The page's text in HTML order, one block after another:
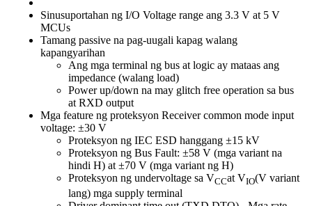
Sinusuportahan ng I/O Voltage range ang 3.3 V at 5 V
MCUs
Tamang passive na pag-uugali kapag walang
kapangyarihan
Ang mga terminal ng bus at logic ay mataas ang
impedance (walang load)
Power up/down na may glitch free operation sa bus
at RXD output
Mga feature ng proteksyon Receiver common mode input
voltage: ±30 V
Proteksyon ng IEC ESD hanggang ±15 kV
Proteksyon ng Bus Fault: ±58 V (mga variant na
hindi H) at ±70 V (mga variant ng H)
Proteksyon ng undervoltage sa VCCat VIO(V variant
lang) mga supply terminal